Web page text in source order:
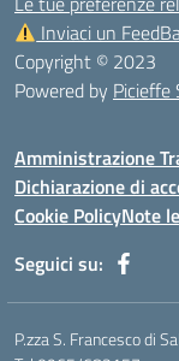
Inviaci un
Copyright © 2023
Powered by Picieffe
Amministrazione
Dichiarazione di
Cookie PolicyNote
Seguici su:
P.zza S. Francesco di